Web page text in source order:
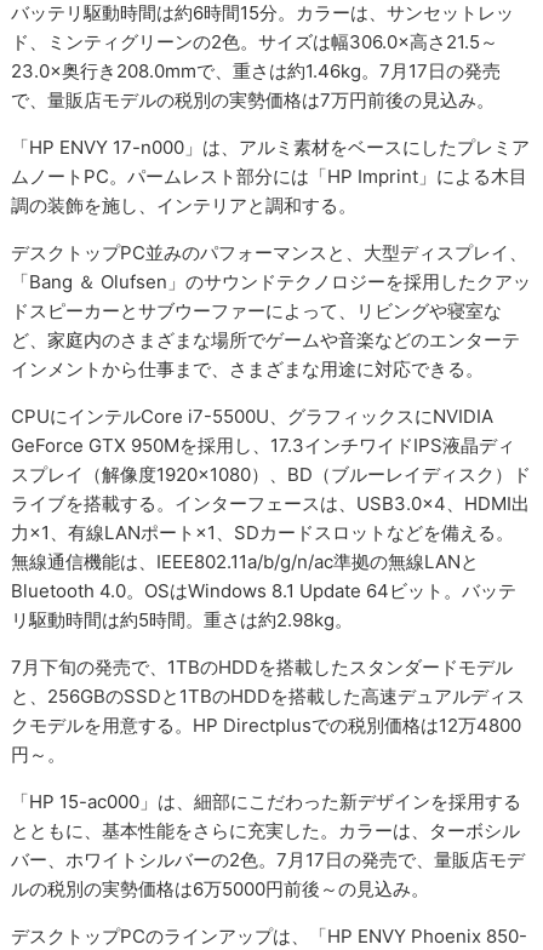
バッテリ駆動時間は約6時間15分。カラーは、サンセットレッ
ド、ミンティグリーンの2色。サイズは幅306.0×高さ21.5～
23.0×奥行き208.0mmで、重さは約1.46kg。7月17日の発売
で、量販店モデルの税別の実勢価格は7万円前後の見込み。
「HP ENVY 17-n000」は、アルミ素材をベースにしたプレミア
ムノートPC。パームレスト部分には「HP Imprint」による木目
調の装飾を施し、インテリアと調和する。
デスクトップPC並みのパフォーマンスと、大型ディスプレイ、
「Bang ＆ Olufsen」のサウンドテクノロジーを採用したクアッ
ドスピーカーとサブウーファーによって、リビングや寝室な
ど、家庭内のさまざまな場所でゲームや音楽などのエンターテ
インメントから仕事まで、さまざまな用途に対応できる。
CPUにインテルCore i7-5500U、グラフィックスにNVIDIA
GeForce GTX 950Mを採用し、17.3インチワイドIPS液晶ディ
スプレイ（解像度1920×1080）、BD（ブルーレイディスク）ド
ライブを搭載する。インターフェースは、USB3.0×4、HDMI出
力×1、有線LANポート×1、SDカードスロットなどを備える。
無線通信機能は、IEEE802.11a/b/g/n/ac準拠の無線LANと
Bluetooth 4.0。OSはWindows 8.1 Update 64ビット。バッテ
リ駆動時間は約5時間。重さは約2.98kg。
7月下旬の発売で、1TBのHDDを搭載したスタンダードモデル
と、256GBのSSDと1TBのHDDを搭載した高速デュアルディス
クモデルを用意する。HP Directplusでの税別価格は12万4800
円～。
「HP 15-ac000」は、細部にこだわった新デザインを採用する
とともに、基本性能をさらに充実した。カラーは、ターボシル
バー、ホワイトシルバーの2色。7月17日の発売で、量販店モデ
ルの税別の実勢価格は6万5000円前後～の見込み。
デスクトップPCのラインアップは、「HP ENVY Phoenix 850-